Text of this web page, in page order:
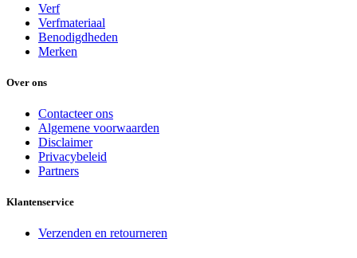
Verf
Verfmateriaal
Benodigdheden
Merken
Over ons
Contacteer ons
Algemene voorwaarden
Disclaimer
Privacybeleid
Partners
Klantenservice
Verzenden en retourneren